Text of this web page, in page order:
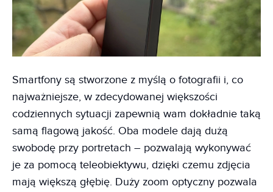
Smartfony są stworzone z myślą o fotografii i, co
najważniejsze, w zdecydowanej większości
codziennych sytuacji zapewnią wam dokładnie taką
samą flagową jakość. Oba modele dają dużą
swobodę przy portretach – pozwalają wykonywać
je za pomocą teleobiektywu, dzięki czemu zdjęcia
mają większą głębię. Duży zoom optyczny pozwala